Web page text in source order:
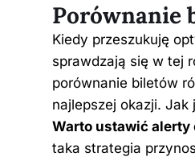
Porównanie
Kiedy przeszukuję
sprawdzają się w tej
porównanie biletów
najlepszej okazji.
Warto ustawić alerty
taka strategia